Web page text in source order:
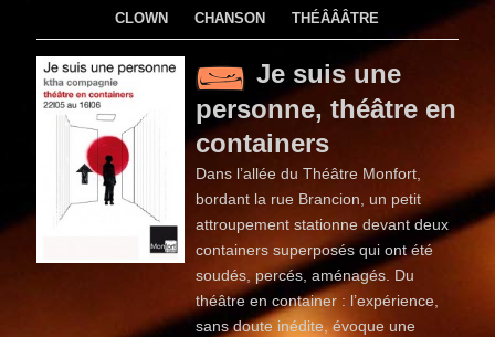
CLOWN
CHANSON THÉÂÂÂTRE
Je suis une
personne, théâtre en
containers
Dans l’allée du Théâtre Monfort,
bordant la rue Brancion, un petit
attroupement stationne devant deux
containers superposés qui ont été
soudés, percés, aménagés. Du
théâtre en container : l’expérience,
sans doute inédite, évoque une